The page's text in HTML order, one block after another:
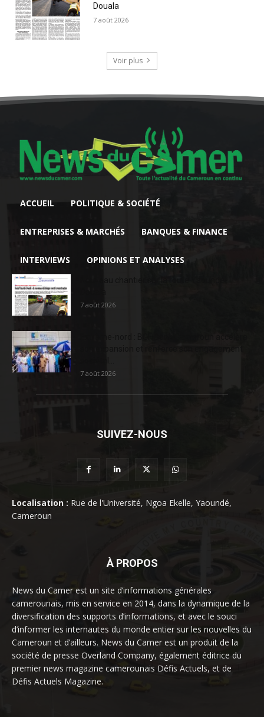
Douala
7 août 2026
Voir plus
ACCUEIL POLITIQUE & SOCIÉTÉ
ENTREPRISES & MARCHÉS BANQUES & FINANCE
INTERVIEWS OPINIONS ET ANALYSES
7 août 2026
7 août 2026
SUIVEZ-NOUS
Localisation : Rue de l'Université, Ngoa Ekelle, Yaoundé,
Cameroun
À PROPOS
News du Camer est un site d’informations générales
camerounais, mis en service en 2014, dans la dynamique de la
diversification des supports d’informations, et avec le souci
d’informer les internautes du monde entier sur les nouvelles du
Cameroun et d’ailleurs. News du Camer est un produit de la
société de presse Overland Company, également éditrice du
premier news magazine camerounais Défis Actuels, et de
Défis Actuels Magazine.